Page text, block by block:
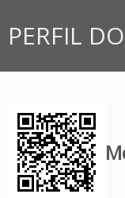
PERFIL